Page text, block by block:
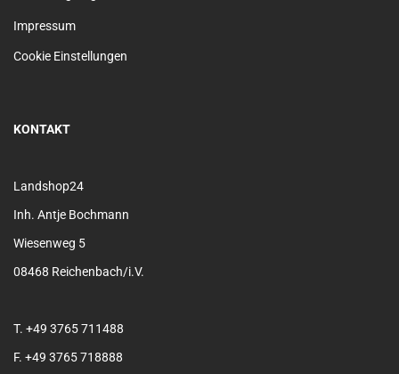
Impressum
Cookie Einstellungen
KONTAKT
Landshop24
Inh. Antje Bochmann
Wiesenweg 5
08468 Reichenbach/i.V.
T. +49 3765 711488
F. +49 3765 718888